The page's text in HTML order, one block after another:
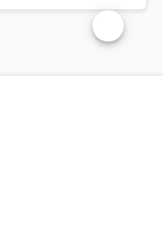
Changer la